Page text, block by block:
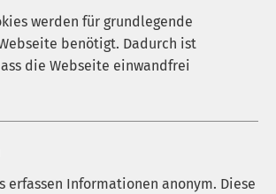
werden für grundlegende
benötigt. Dadurch ist
die Webseite einwandfrei
sgalinski
erfassen Informationen anonym. Diese
zum Datenschutz
Gruppe